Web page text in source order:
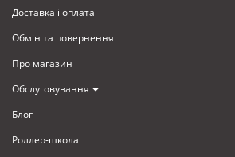
Доставка i оплата
Обмiн та повернення
Про магазин
Обслуговування
Блог
Роллер-школа